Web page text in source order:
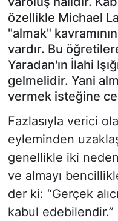
özellikle Michael
"almak"
vardır. Bu
Yaradan'ın İlahi
gelmelidir. Yani
vermek isteğine
Fazlasıyla verici
eyleminden
genellikle iki
ve almayı
der ki: “Gerçek
kabul edebilendir.”